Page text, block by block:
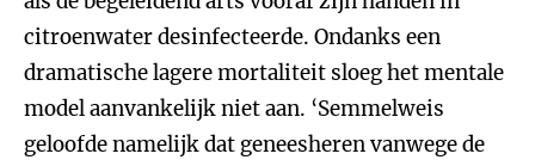
citroenwater desinfecteerde. Ondanks een
dramatische lagere mortaliteit sloeg het mentale
model aanvankelijk niet aan. ‘Semmelweis
geloofde namelijk dat geneesheren vanwege de